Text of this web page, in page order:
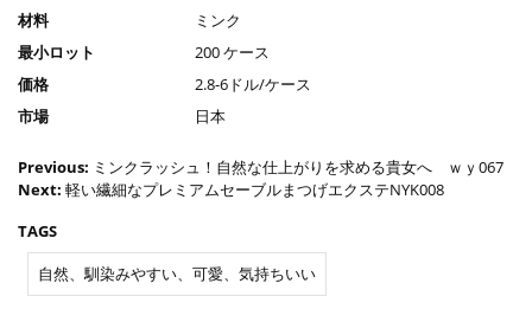
材料
ミンク
最小ロット
200 ケース
価格
2.8-6ドル/ケース
市場
日本
Previous: ミンクラッシュ！自然な仕上がりを求める貴女へ ｗｙ067
Next: 軽い繊細なプレミアムセーブルまつげエクステNYK008
TAGS
自然、馴染みやすい、可愛、気持ちいい